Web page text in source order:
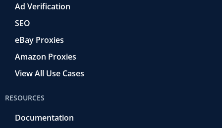
Ad Verification
SEO
eBay Proxies
Amazon Proxies
View All Use Cases
RESOURCES
Documentation